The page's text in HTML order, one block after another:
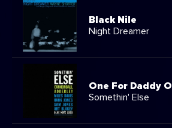
Black Nile
Night Dreamer
One For Daddy O
Somethin' Else